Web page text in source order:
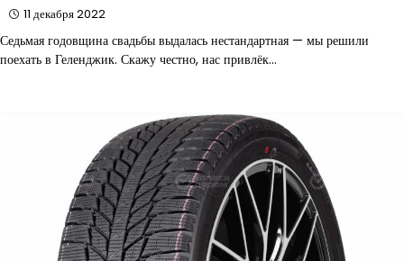
11 декабря 2022
Седьмая годовщина свадьбы выдалась нестандартная — мы решили
поехать в Геленджик. Скажу честно, нас привлёк…